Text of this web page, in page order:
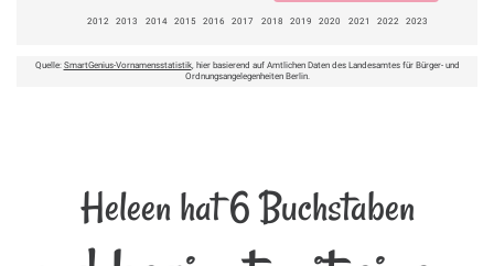
2012 2013 2014 2015 2016 2017 2018 2019 2020 2021 2022 2023
Quelle: SmartGenius-Vornamensstatistik, hier basierend auf Amtlichen Daten des Landesamtes für Bürger- und
Ordnungsangelegenheiten Berlin.
Heleen hat 6 Buchstaben